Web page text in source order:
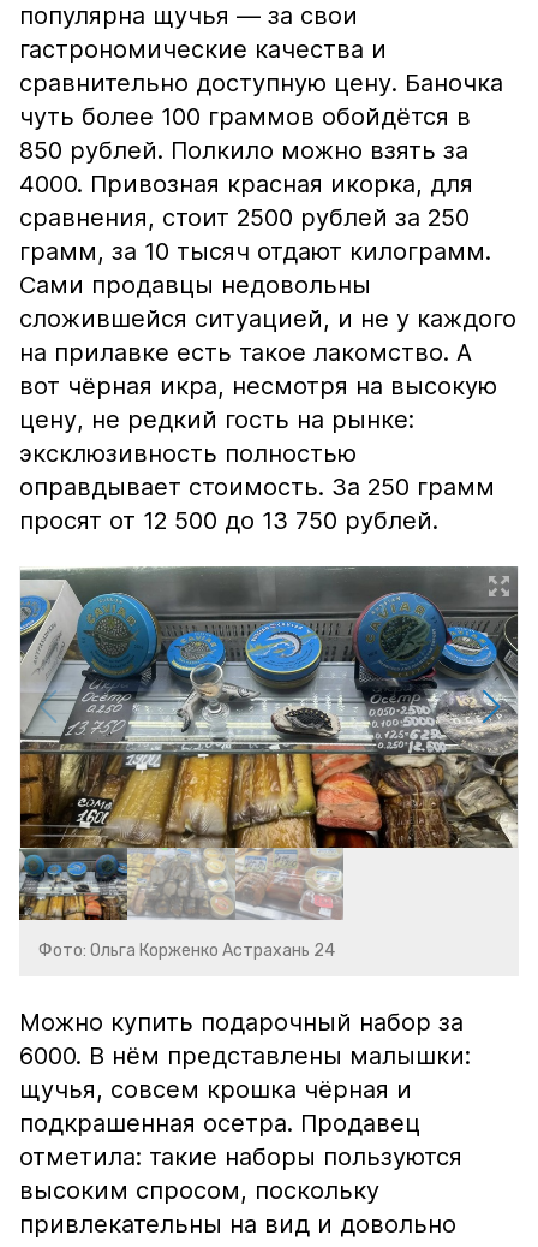
популярна щучья — за свои
гастрономические качества и
сравнительно доступную цену. Баночка
чуть более 100 граммов обойдётся в
850 рублей. Полкило можно взять за
4000. Привозная красная икорка, для
сравнения, стоит 2500 рублей за 250
грамм, за 10 тысяч отдают килограмм.
Сами продавцы недовольны
сложившейся ситуацией, и не у каждого
на прилавке есть такое лакомство. А
вот чёрная икра, несмотря на высокую
цену, не редкий гость на рынке:
эксклюзивность полностью
оправдывает стоимость. За 250 грамм
просят от 12 500 до 13 750 рублей.
Фото: Ольга Корженко Астрахань 24
Можно купить подарочный набор за
6000. В нём представлены малышки:
щучья, совсем крошка чёрная и
подкрашенная осетра. Продавец
отметила: такие наборы пользуются
высоким спросом, поскольку
привлекательны на вид и довольно